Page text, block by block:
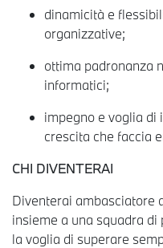
dinamicità e
organizzative;
ottima padronanza
informatici;
impegno e voglia di
crescita che faccia
CHI DIVENTERAI
Diventerai ambasciatore
insieme a una squadra
la voglia di superare